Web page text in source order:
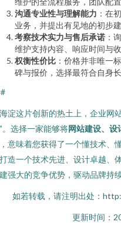
沟通专业性与理解能力 ：在
业务，并提出有见地的初步建
考察技术实力与售后承诺 ：
维护支持内容、响应时间与收
权衡性价比 ：价格并非唯一
碑与报价，选择最符合自身
淀这片创新的热土上，企业网
。选择一家能够将网站建设、设
意味着您获得了一个懂技术、
造一个技术先进、设计卓越、
强大的竞争优势，驱动品牌持
如若转载，请注明出处：
更新时间：